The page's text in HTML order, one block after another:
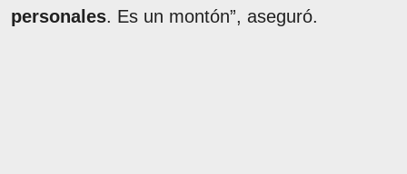
personales. Es un montón”, aseguró.